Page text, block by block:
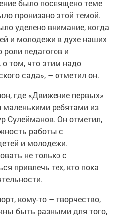
было посвящено теме
пронизано этой темой.
уделено внимание, когда
и молодежи в духе наших
педагогов и
о том, что этим надо
сада», – отметил он.
где «Движение первых»
ребятами из
Сулейманов. Он отметил,
работы с
и молодежи.
не только с
привлечь тех, кто пока
кому-то – творчество,
быть разными для того,